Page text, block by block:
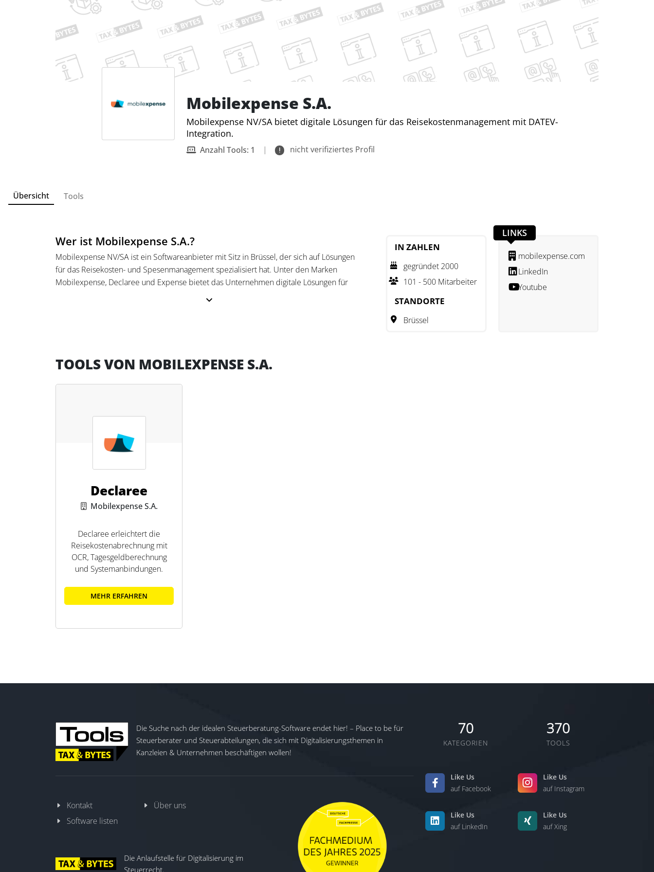
Mobilexpense S.A.
Mobilexpense NV/SA bietet digitale Lösungen für das Reisekostenmanagement mit DATEV-
Integration.
Anzahl Tools: 1 | nicht verifiziertes Profil
Übersicht Tools
Wer ist Mobilexpense S.A.?
Mobilexpense NV/SA ist ein Softwareanbieter mit Sitz in Brüssel, der sich auf Lösungen
für das Reisekosten- und Spesenmanagement spezialisiert hat. Unter den Marken
Mobilexpense, Declaree und Expense bietet das Unternehmen digitale Lösungen für
Prozesse und klarer Compliance-Standards werden Unternehmen bei der Einhaltung
IN ZAHLEN
gegründet 2000
101 - 500 Mitarbeiter
STANDORTE
Brüssel
LINKS
mobilexpense.com
LinkedIn
Youtube
TOOLS VON MOBILEXPENSE S.A.
Declaree
Mobilexpense S.A.
Declaree erleichtert die
Reisekostenabrechnung mit
OCR, Tagesgeldberechnung
und Systemanbindungen.
MEHR ERFAHREN
Die Suche nach der idealen Steuerberatung-Software endet hier! – Place to be für
Steuerberater und Steuerabteilungen, die sich mit Digitalisierungsthemen in
Kanzleien & Unternehmen beschäftigen wollen!
Kontakt
Über uns
Software listen
Die Anlaufstelle für Digitalisierung im
Steuerrecht.
70
KATEGORIEN
370
TOOLS
Like Us
auf Facebook
Like Us
auf Instagram
Like Us
auf LinkedIn
Like Us
auf Xing